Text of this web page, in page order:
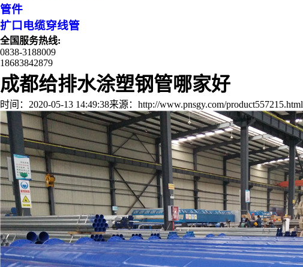
管件
扩口电缆穿线管
全国服务热线:
0838-3188009
18683842879
成都给排水涂塑钢管哪家好
时间：2020-05-13 14:49:38来源：http://www.pnsgy.com/product557215.html